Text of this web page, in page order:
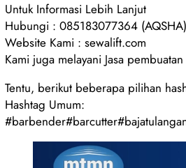
Untuk Informasi Lebih Lanjut
Hubungi : 085183077364 (AQSHA)
Website Kami : sewalift.com
Kami juga melayani Jasa
Tentu, berikut beberapa pilihan
Hashtag Umum: